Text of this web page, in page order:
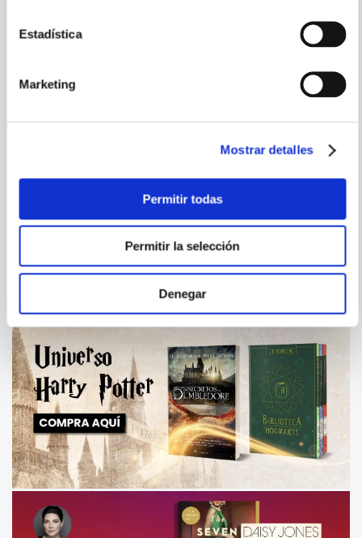
Estadística
Marketing
Mostrar detalles
Permitir todas
Permitir la selección
Denegar
PETER HOOK
RETRATOS POP